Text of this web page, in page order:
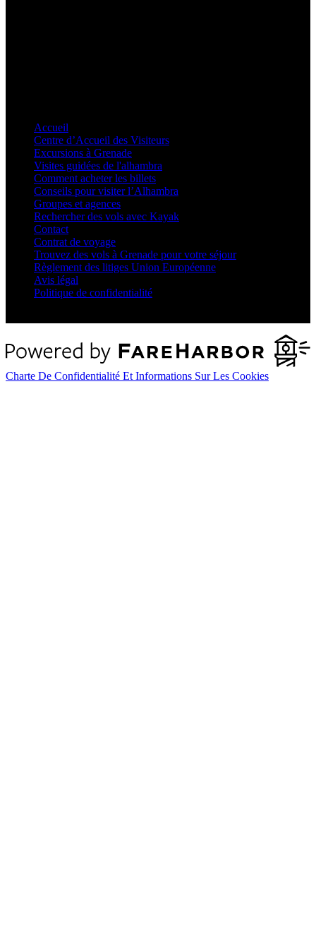
Accueil
Centre d’Accueil des Visiteurs
Excursions à Grenade
Visites guidées de l'alhambra
Comment acheter les billets
Conseils pour visiter l’Alhambra
Groupes et agences
Rechercher des vols avec Kayak
Contact
Contrat de voyage
Trouvez des vols à Grenade pour votre séjour
Règlement des litiges Union Européenne
Avis légal
Politique de confidentialité
Charte De Confidentialité Et Informations Sur Les Cookies